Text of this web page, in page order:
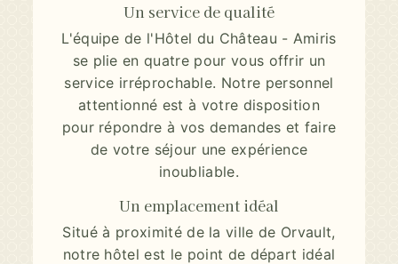
Un service de qualité
L'équipe de l'Hôtel du Château - Amiris
se plie en quatre pour vous offrir un
service irréprochable. Notre personnel
attentionné est à votre disposition
pour répondre à vos demandes et faire
de votre séjour une expérience
inoubliable.
Un emplacement idéal
Situé à proximité de la ville de Orvault,
notre hôtel est le point de départ idéal